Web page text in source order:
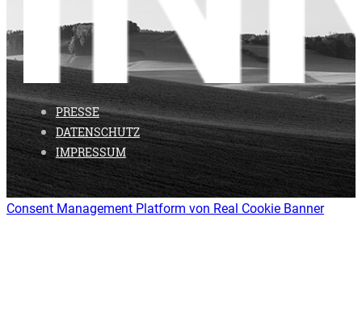
PRESSE
DATENSCHUTZ
IMPRESSUM
Consent Management Platform von Real Cookie Banner